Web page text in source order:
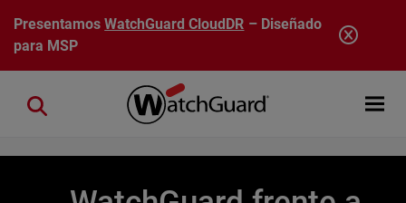
Pasar al contenido principal
PresentamosWatchGuard CloudDR – Diseñado
para MSP
Open
Close search